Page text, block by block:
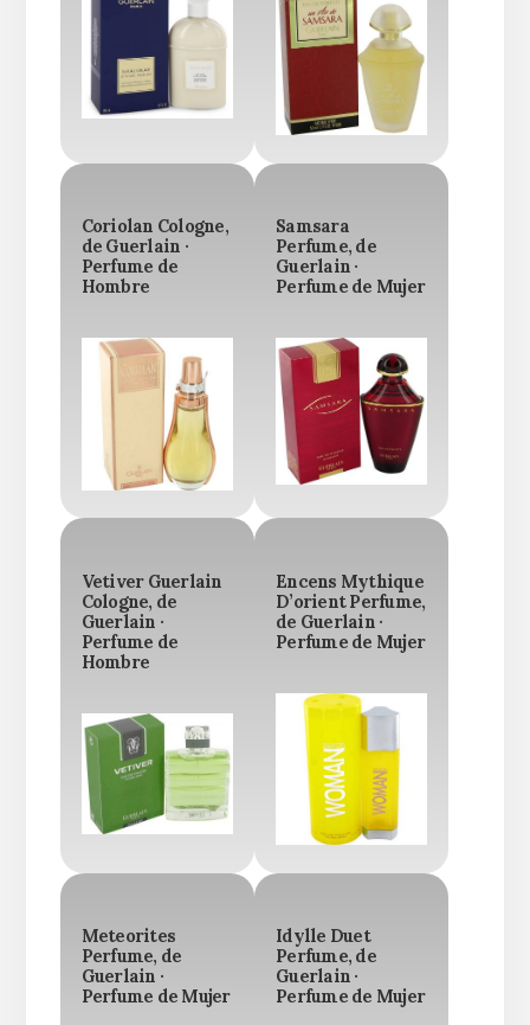
Coriolan Cologne,
de Guerlain ·
Perfume de
Hombre
Samsara
Perfume, de
Guerlain ·
Perfume de Mujer
Vetiver Guerlain
Cologne, de
Guerlain ·
Perfume de
Hombre
Encens Mythique
D’orient Perfume,
de Guerlain ·
Perfume de Mujer
Meteorites
Perfume, de
Guerlain ·
Perfume de Mujer
Idylle Duet
Perfume, de
Guerlain ·
Perfume de Mujer